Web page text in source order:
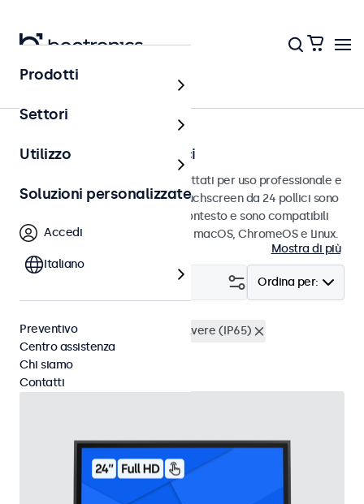
Touchscreen
Touchscreen da 24 pollici
Touchscreen da 24 pollici progettati per uso professionale e
uso continuo. Questi monitor touchscreen da 24 pollici sono
facili da integrare in qualsiasi contesto e sono compatibili
con i sistemi operativi Windows, macOS, ChromeOS e Linux.
Mostra di più
Ordina per:
Touchscreen 24 pollici
Antipolvere (IP65)
Cancella i filtri
Prodotti
Settori
Utilizzo
Soluzioni personalizzate
Accedi
Italiano
Preventivo
Centro assistenza
Chi siamo
Contatti